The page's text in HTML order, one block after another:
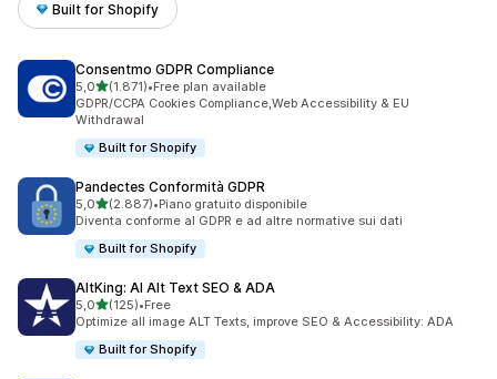
Built for Shopify
Consentmo GDPR Compliance
5,0stelle su 5
(1.871)
1871 recensioni totali
•Free plan available
GDPR/CCPA Cookies Compliance,Web Accessibility & EU
Withdrawal
Built for Shopify
Pandectes Conformità GDPR
5,0stelle su 5
(2.887)
2887 recensioni totali
•Piano gratuito disponibile
Diventa conforme al GDPR e ad altre normative sui dati
Built for Shopify
AltKing: AI Alt Text SEO & ADA
5,0stelle su 5
(125)
125 recensioni totali
•Free
Optimize all image ALT Texts, improve SEO & Accessibility: ADA
Built for Shopify